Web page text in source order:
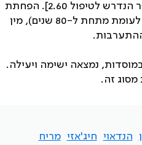
) מיתאם פנימי 0.001, המספר הנדרש לטיפול 2.60]. הפחתת
ניתוח רב משתנים לגיל (מעל 80 שנים לעומת מתחת ל-80 שנים), מין
נמצאה ישימה ויעילה.
מסוג זה.
הנדאוי חיג'אזי מריח